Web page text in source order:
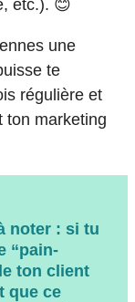
etc.). 😊
une
te
régulière et
ton marketing
noter : si tu
“pain-
ton client
que ce